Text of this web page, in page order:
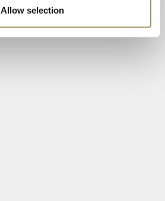
Allow selection